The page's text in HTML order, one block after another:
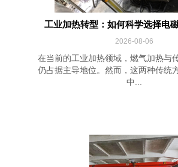
工业加热转型：如何科学选择电
2026-08-06
在当前的工业加热领域，燃气加热与
仍占据主导地位。然而，这两种传统
中...